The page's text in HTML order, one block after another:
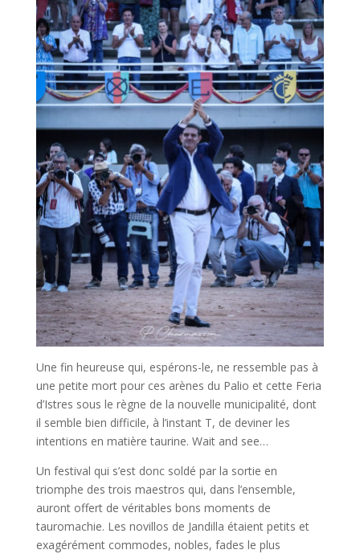
Une fin heureuse qui, espérons-le, ne ressemble pas à
une petite mort pour ces arènes du Palio et cette Feria
d’Istres sous le règne de la nouvelle municipalité, dont
il semble bien difficile, à l’instant T, de deviner les
intentions en matière taurine. Wait and see…
Un festival qui s’est donc soldé par la sortie en
triomphe des trois maestros qui, dans l’ensemble,
auront offert de véritables bons moments de
tauromachie. Les novillos de Jandilla étaient petits et
exagérément commodes, nobles, fades le plus